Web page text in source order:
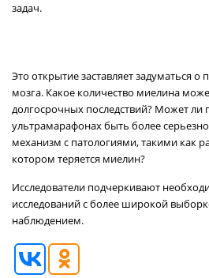
задач.
Это открытие заставляет задуматься о
мозга. Какое количество миелина
долгосрочных последствий? Может ли
ультрамарафонах быть более
механизм с патологиями, такими как
котором теряется миелин?
Исследователи подчеркивают
исследований с более широкой
наблюдением.